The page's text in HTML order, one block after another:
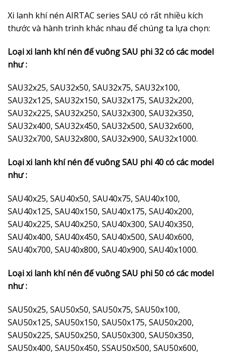
Xi lanh khí nén AIRTAC series SAU có rất nhiều kích
thước và hành trình khác nhau để chúng ta lựa chọn:
Loại xi lanh khí nén đế vuông SAU phi 32 có các model
như :
SAU32x25, SAU32x50, SAU32x75, SAU32x100,
SAU32x125, SAU32x150, SAU32x175, SAU32x200,
SAU32x225, SAU32x250, SAU32x300, SAU32x350,
SAU32x400, SAU32x450, SAU32x500, SAU32x600,
SAU32x700, SAU32x800, SAU32x900, SAU32x1000.
Loại xi lanh khí nén đế vuông SAU phi 40 có các model
như :
SAU40x25, SAU40x50, SAU40x75, SAU40x100,
SAU40x125, SAU40x150, SAU40x175, SAU40x200,
SAU40x225, SAU40x250, SAU40x300, SAU40x350,
SAU40x400, SAU40x450, SAU40x500, SAU40x600,
SAU40x700, SAU40x800, SAU40x900, SAU40x1000.
Loại xi lanh khí nén đế vuông SAU phi 50 có các model
như :
SAU50x25, SAU50x50, SAU50x75, SAU50x100,
SAU50x125, SAU50x150, SAU50x175, SAU50x200,
SAU50x225, SAU50x250, SAU50x300, SAU50x350,
SAU50x400, SAU50x450, SSAU50x500, SAU50x600,